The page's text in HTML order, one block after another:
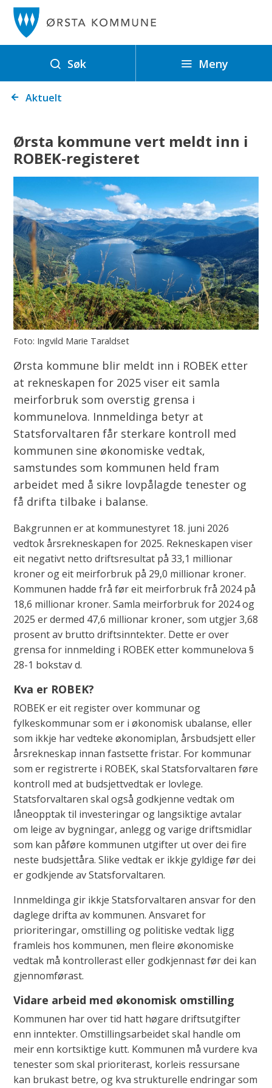
Ø
r
s
a
m
m
n
e
Søk Meny
Du Aktuelt
Ørsta kommune vert meldt inn i
ROBEK-registeret
Ingvild Marie Taraldset
Ørsta kommune blir meldt inn i ROBEK etter
at rekneskapen for 2025 viser eit samla
meirforbruk som overstig grensa i
kommunelova. Innmeldinga betyr at
Statsforvaltaren får sterkare kontroll med
kommunen sine økonomiske vedtak,
samstundes som kommunen held fram
arbeidet med å sikre lovpålagde tenester og
få drifta tilbake i balanse.
Bakgrunnen er at kommunestyret 18. juni 2026
vedtok årsrekneskapen for 2025. Rekneskapen viser
eit negativt netto driftsresultat på 33,1 millionar
kroner og eit meirforbruk på 29,0 millionar kroner.
Kommunen hadde frå før eit meirforbruk frå 2024 på
18,6 millionar kroner. Samla meirforbruk for 2024 og
2025 er dermed 47,6 millionar kroner, som utgjer 3,68
prosent av brutto driftsinntekter. Dette er over
grensa for innmelding i ROBEK etter kommunelova §
28-1 bokstav d.
Kva er ROBEK?
ROBEK er eit register over kommunar og
fylkeskommunar som er i økonomisk ubalanse, eller
som ikkje har vedteke økonomiplan, årsbudsjett eller
årsrekneskap innan fastsette fristar. For kommunar
som er registrerte i ROBEK, skal Statsforvaltaren føre
kontroll med at budsjettvedtak er lovlege.
Statsforvaltaren skal også godkjenne vedtak om
låneopptak til investeringar og langsiktige avtalar
om leige av bygningar, anlegg og varige driftsmidlar
som kan påføre kommunen utgifter ut over dei fire
neste budsjettåra. Slike vedtak er ikkje gyldige før dei
er godkjende av Statsforvaltaren.
Innmeldinga gir ikkje Statsforvaltaren ansvar for den
daglege drifta av kommunen. Ansvaret for
prioriteringar, omstilling og politiske vedtak ligg
framleis hos kommunen, men fleire økonomiske
vedtak må kontrollerast eller godkjennast før dei kan
gjennomførast.
Vidare arbeid med økonomisk omstilling
Kommunen har over tid hatt høgare driftsutgifter
enn inntekter. Omstillingsarbeidet skal handle om
meir enn kortsiktige kutt. Kommunen må vurdere kva
tenester som skal prioriterast, korleis ressursane
kan brukast betre, og kva strukturelle endringar som